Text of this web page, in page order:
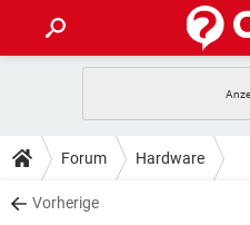
ANDROID
WINDOWS 10
TIPPS & TRICKS
SPIELE
DOWNLOADS
Forum Hardware
Vorherige